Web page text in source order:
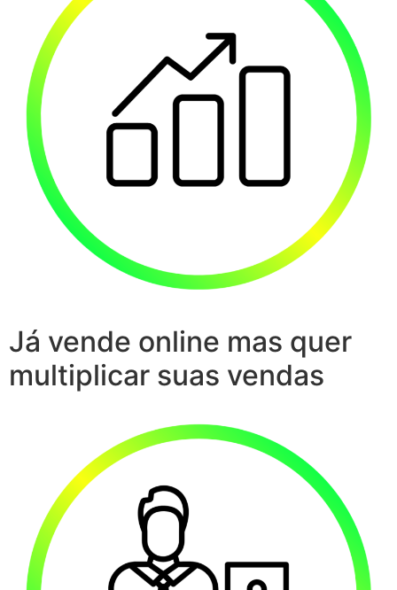
Já vende online mas quer
multiplicar suas vendas